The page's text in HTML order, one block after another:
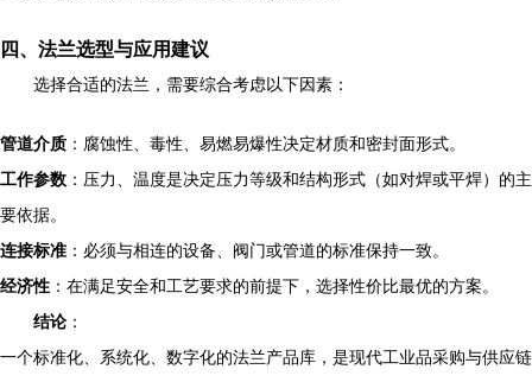
四、法兰选型与应用建议
选择合适的法兰，需要综合考虑以下因素：
管道介质 ：腐蚀性、毒性、易燃易爆性决定材质和密封面形式。
工作参数 ：压力、温度是决定压力等级和结构形式（如对焊或平焊）的主
要依据。
连接标准 ：必须与相连的设备、阀门或管道的标准保持一致。
经济性 ：在满足安全和工艺要求的前提下，选择性价比最优的方案。
结论 ：
一个标准化、系统化、数字化的法兰产品库，是现代工业品采购与供应链